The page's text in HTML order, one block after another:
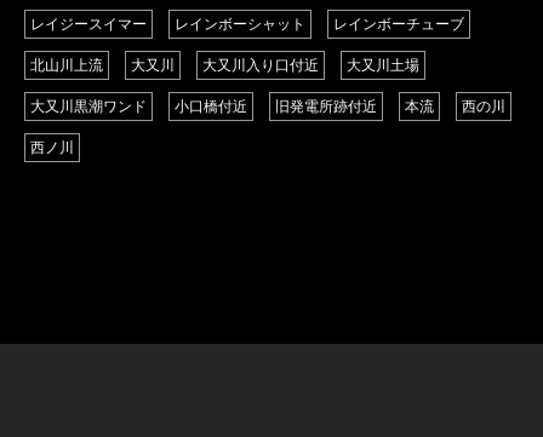
レイジースイマー レインボーシャット レインボーチューブ
北山川上流 大又川 大又川入り口付近 大又川土場
大又川黒潮ワンド 小口橋付近 旧発電所跡付近 本流 西の川
西ノ川